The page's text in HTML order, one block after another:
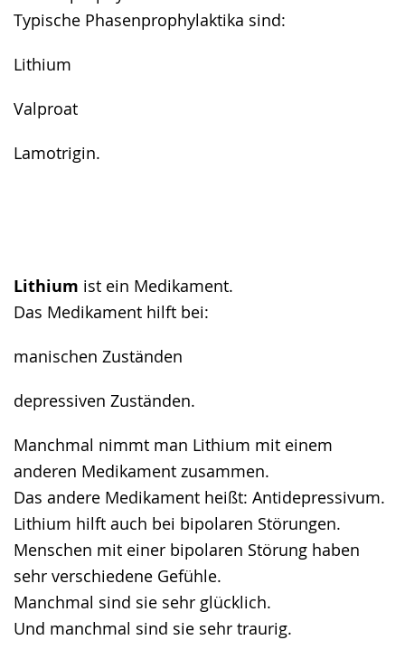
Typische Phasenprophylaktika sind:
Lithium
Valproat
Lamotrigin.
Lithium ist ein Medikament.
Das Medikament hilft bei:
manischen Zuständen
depressiven Zuständen.
Manchmal nimmt man Lithium mit einem
anderen Medikament zusammen.
Das andere Medikament heißt: Antidepressivum.
Lithium hilft auch bei bipolaren Störungen.
Menschen mit einer bipolaren Störung haben
sehr verschiedene Gefühle.
Manchmal sind sie sehr glücklich.
Und manchmal sind sie sehr traurig.